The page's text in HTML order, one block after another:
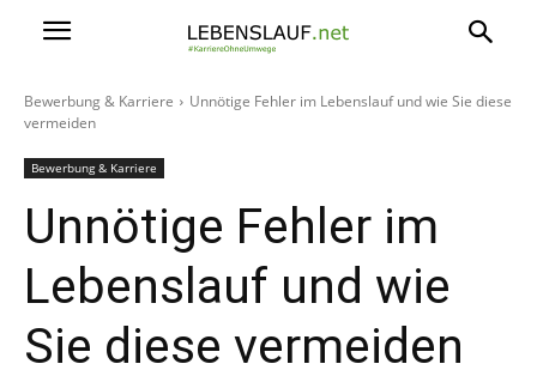
Bewerbung & Karriere
Unnötige Fehler im Lebenslauf und wie Sie diese
vermeiden
Bewerbung & Karriere
Unnötige Fehler im
Lebenslauf und wie
Sie diese vermeiden